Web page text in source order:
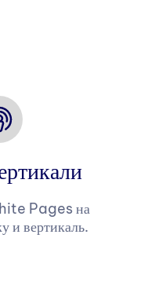
Pages на
и вертикаль.